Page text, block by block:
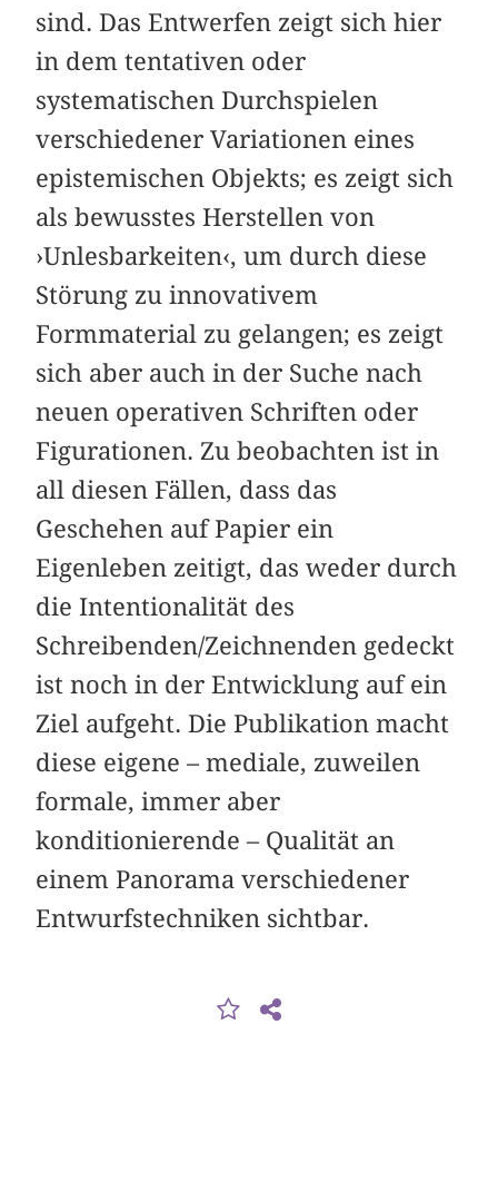
sind. Das Entwerfen zeigt sich hier
in dem tentativen oder
systematischen Durchspielen
verschiedener Variationen eines
epistemischen Objekts; es zeigt sich
als bewusstes Herstellen von
›Unlesbarkeiten‹, um durch diese
Störung zu innovativem
Formmaterial zu gelangen; es zeigt
sich aber auch in der Suche nach
neuen operativen Schriften oder
Figurationen. Zu beobachten ist in
all diesen Fällen, dass das
Geschehen auf Papier ein
Eigenleben zeitigt, das weder durch
die Intentionalität des
Schreibenden/Zeichnenden gedeckt
ist noch in der Entwicklung auf ein
Ziel aufgeht. Die Publikation macht
diese eigene – mediale, zuweilen
formale, immer aber
konditionierende – Qualität an
einem Panorama verschiedener
Entwurfstechniken sichtbar.